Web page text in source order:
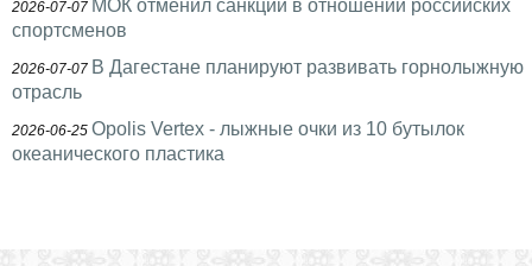
2026-07-07 МОК отменил санкции в отношении российских
спортсменов
2026-07-07 В Дагестане планируют развивать горнолыжную
отрасль
2026-06-25 Opolis Vertex - лыжные очки из 10 бутылок
океанического пластика